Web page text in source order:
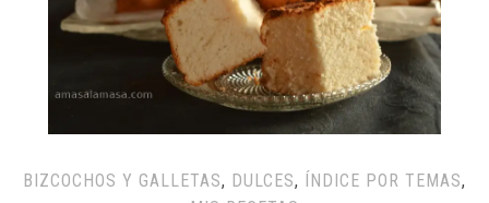
BIZCOCHOS Y GALLETAS, DULCES, ÍNDICE POR TEMAS,